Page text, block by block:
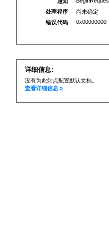
处理程序
尚未确定
错误代码
0x00000000
详细信息:
没有为此站点配置默认文档。
查看详细信息 »